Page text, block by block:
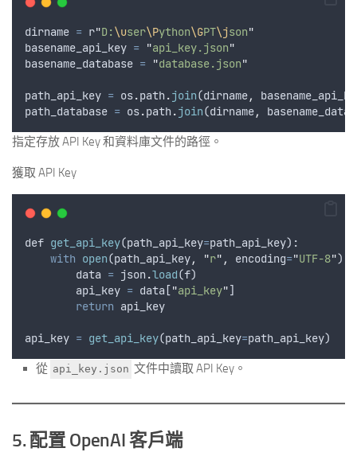
dirname = r"D:\user\Python\GPT\json"
basename_api_key = "api_key.json"
basename_database = "database.json"
path_api_key = os.path.join(dirname,
path_database = os.path.join(dirname,
指定存放 API Key 和資料庫文件的路徑。
獲取 API Key
def get_api_key(path_api_key=path_api_key):
with open(path_api_key, "r" , encoding="UTF-8")
data = json.load(f)
api_key = data [ "api_key"]
return api_key
api_key = get_api_key(path_api_key=path_api_key)
從 api_key.json 文件中讀取 API Key。
5. 配置 OpenAI 客戶端